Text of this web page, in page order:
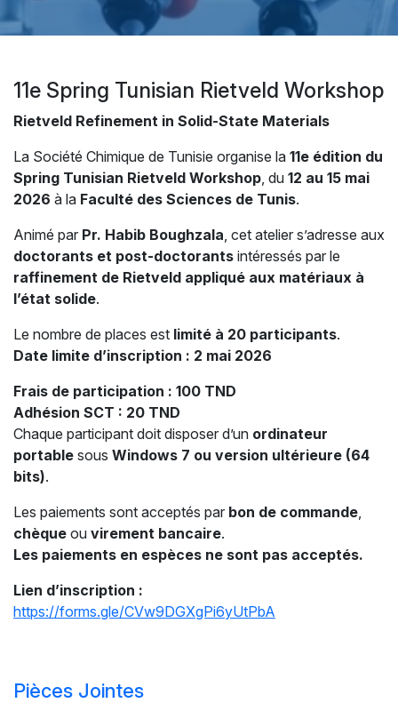
11e Spring Tunisian Rietveld Workshop
Rietveld Refinement in Solid-State Materials
La Société Chimique de Tunisie organise la 11e édition du
Spring Tunisian Rietveld Workshop , du 12 au 15 mai
2026 à la Faculté des Sciences de Tunis.
Animé par Pr. Habib Boughzala , cet atelier s’adresse aux
doctorants et post-doctorants intéressés par le
raffinement de Rietveld appliqué aux matériaux à
l’état solide.
Le nombre de places est limité à 20 participants.
Date limite d’inscription : 2 mai 2026
Frais de participation : 100 TND
Adhésion SCT : 20 TND
Chaque participant doit disposer d’un ordinateur
portable sous Windows 7 ou version ultérieure (64
bits).
Les paiements sont acceptés par bon de commande
chèque ou virement bancaire.
Les paiements en espèces ne sont pas acceptés.
Lien d’inscription :
https://forms.gle/CVw9DGXgPi6yUtPbA
Pièces Jointes